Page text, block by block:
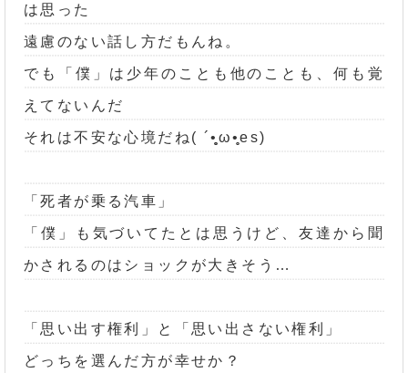
は思った
遠慮のない話し方だもんね。
でも「僕」は少年のことも他のことも、何も覚
えてないんだ
それは不安な心境だね( ´•̥̥̥ω•̥̥es)
「死者が乗る汽車」
「僕」も気づいてたとは思うけど、友達から聞
かされるのはショックが大きそう…
「思い出す権利」と「思い出さない権利」
どっちを選んだ方が幸せか？